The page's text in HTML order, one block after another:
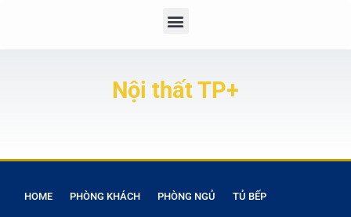
Nội thất TP+
HOME PHÒNG KHÁCH PHÒNG NGỦ TỦ BẾP